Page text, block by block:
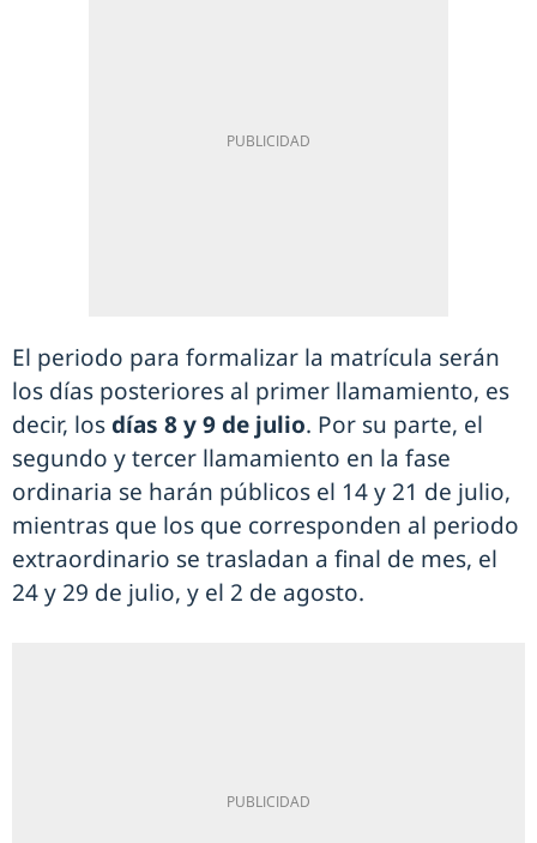
El periodo para formalizar la matrícula serán
los días posteriores al primer llamamiento, es
decir, los días 8 y 9 de julio. Por su parte, el
segundo y tercer llamamiento en la fase
ordinaria se harán públicos el 14 y 21 de julio,
mientras que los que corresponden al periodo
extraordinario se trasladan a final de mes, el
24 y 29 de julio, y el 2 de agosto.